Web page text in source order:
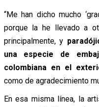
“Me han dicho mucho
porque la he llevado a
principalmente, y
una especie de
colombiana en el
como de agradecimiento
En esa misma línea, la